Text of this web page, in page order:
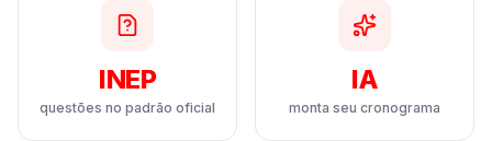
INEP
questões no padrão oficial
IA
monta seu cronograma